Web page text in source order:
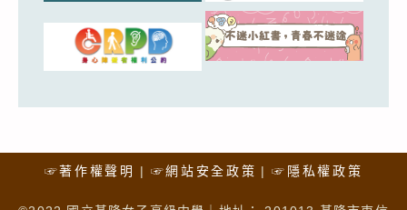
☞著作權聲明 ☞網站安全政策 ☞隱私權政策